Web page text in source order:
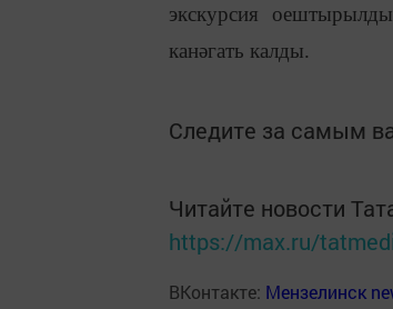
экскурсия
канәгать калды.
Следите за самым
Читайте новости
https://max.ru/
ВКонтакте: Мензелинск